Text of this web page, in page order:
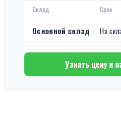
Склад Срок
Основной склад На
Узнать цену и